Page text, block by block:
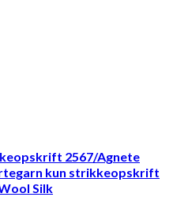
2567/Agnete
kun strikkeopskrift
Silk